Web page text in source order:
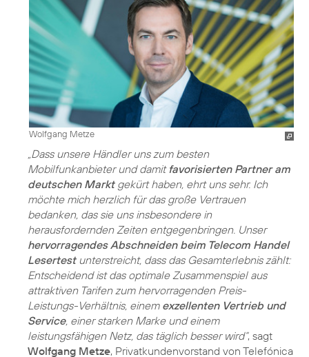
Wolfgang Metze
„Dass unsere Händler uns zum besten
Mobilfunkanbieter und damitfavorisierten Partner am
deutschen Marktgekürt haben, ehrt uns sehr. Ich
möchte mich herzlich für das große Vertrauen
bedanken, das sie uns insbesondere in
herausfordernden Zeiten entgegenbringen. Unser
hervorragendes Abschneiden beim Telecom Handel
Lesertestunterstreicht, dass das Gesamterlebnis zählt:
Entscheidend ist das optimale Zusammenspiel aus
attraktiven Tarifen zum hervorragenden Preis-
Leistungs-Verhältnis, einem exzellenten Vertrieb und
Service, einer starken Marke und einem
leistungsfähigen Netz, das täglich besser wird“, sagt
Wolfgang Metze, Privatkundenvorstand von Telefónica